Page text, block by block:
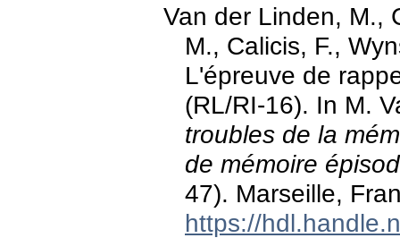
Van der Linden, M.,
M., Calicis, F.,
L'épreuve de
(RL/RI-16). In M.
troubles de la
de mémoire
47). Marseille,
https://